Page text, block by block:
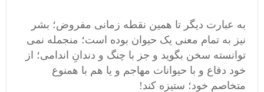
به عبارت دیگر تا همین نقطه زمانی مفروض؛ بشر
نیز به تمام معنی یک حیوان بوده است؛ منجمله نمی
توانسته سخن بگوید و جز با چنگ و دندانِ اندامی؛ از
خود دفاع و با حیوانات مهاجم و یا هم با همنوع
متخاصم خود؛ ستیزه کند!